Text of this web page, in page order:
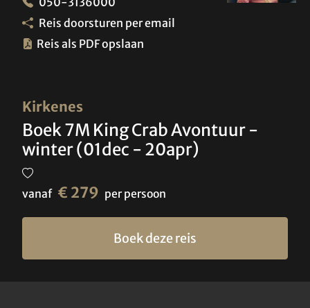
Kirkenes
Boek 7M King Crab Avontuur -
winter (01dec - 20apr)
vanaf € 279 per persoon
Boek deze reis
Reis doorsturen per email
Reis als PDF opslaan